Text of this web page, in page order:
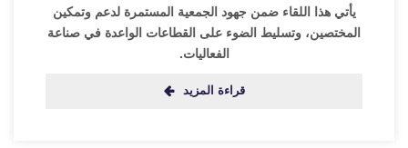
يأتي هذا اللقاء ضمن جهود الجمعية المستمرة لدعم وتمكين
المختصين، وتسليط الضوء على القطاعات الواعدة في صناعة
الفعاليات.
قراءة المزيد